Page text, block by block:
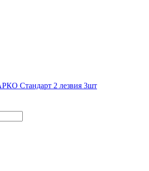
Стандарт 2 лезвия 3шт